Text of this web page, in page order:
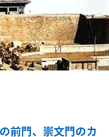
前門、崇文門のカ